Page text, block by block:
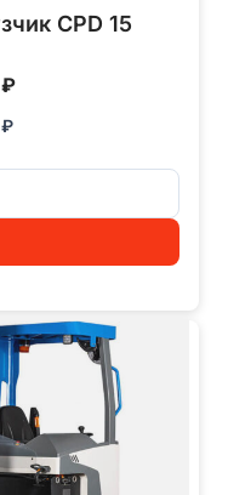
CPD 15
₽
₽